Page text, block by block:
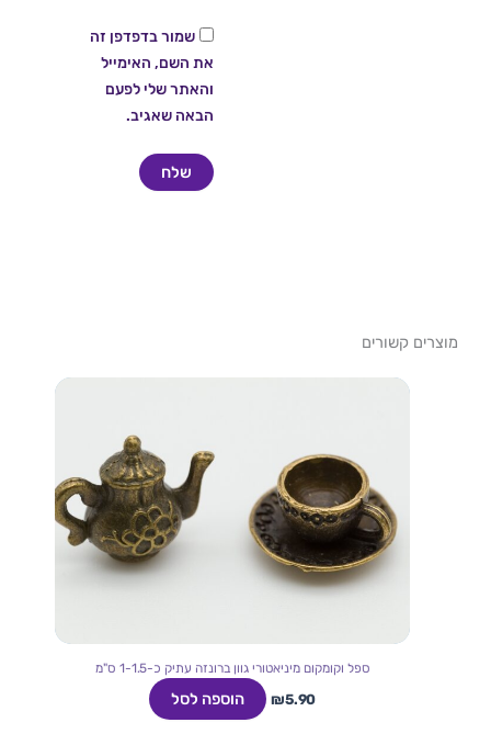
שמור בדפדפן זה
את השם, האימייל
והאתר שלי לפעם
הבאה שאגיב.
מוצרים קשורים
ספל וקומקום מיניאטורי גוון ברונזה עתיק כ-1-1.5 ס"מ
₪5.90 הוספה לסל